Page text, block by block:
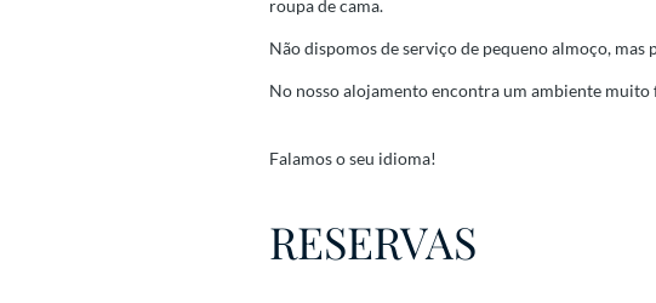
roupa de cama.
Não dispomos de serviço de pequeno almoço,
No nosso alojamento encontra um ambiente
Falamos o seu idioma!
RESERVAS